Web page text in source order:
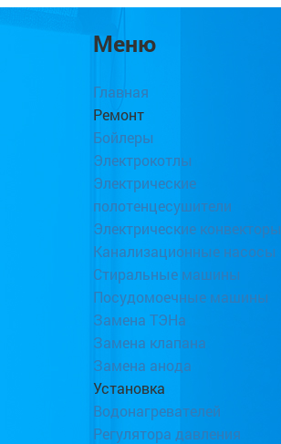
Меню
Главная
Ремонт
Бойлеры
Электрокотлы
Электрические
полотенцесушители
Электрические конвекторы
Канализационные насосы
Стиральные машины
Посудомоечные машины
Замена ТЭНа
Замена клапана
Замена анода
Установка
Водонагревателей
Регулятора давления